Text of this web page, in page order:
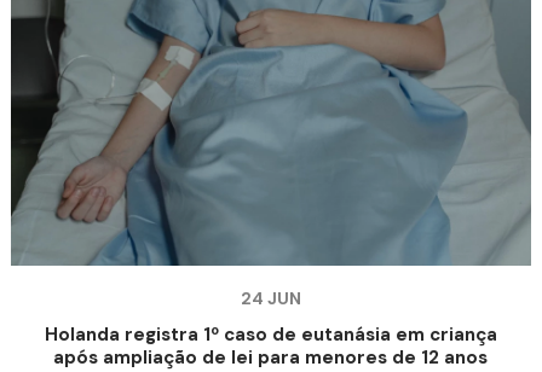
24 JUN
Holanda registra 1º caso de eutanásia em criança
após ampliação de lei para menores de 12 anos